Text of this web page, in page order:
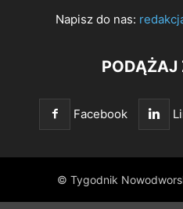
Napisz do nas:
PODĄŻAJ
Facebook
© Tygodnik